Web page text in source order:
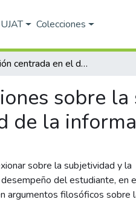
Colecciones
Evaluación centrada en el desempeño: Reflexiones sobre la subjetividad del proceso y su vulnerabilidad en la sociedad de la información
sobre
de la
sobre la subjetividad y la
del estudiante, en
argumentos filosóficos sobre